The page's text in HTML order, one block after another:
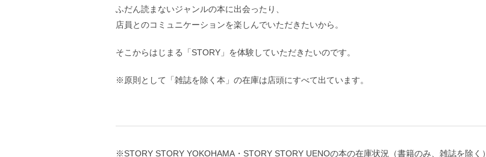
ふだん読まないジャンルの本に出会ったり、
店員とのコミュニケーションを楽しんでいただきたいから。
そこからはじまる「STORY」を体験していただきたいのです。
※原則として「雑誌を除く本」の在庫は店頭にすべて出ています。
※STORY STORY YOKOHAMA・STORY STORY UENOの本の在庫状況（書籍のみ、雑誌を除く）